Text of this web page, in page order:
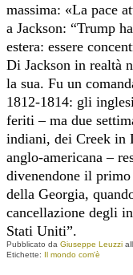
massima: «La pace
a Jackson: “Trump
estera: essere
Di Jackson in realtà
la sua. Fu un
1812-1814: gli
feriti – ma due
indiani, dei Creek in
anglo-americana –
divenendone il
della Georgia,
cancellazione degli
Stati Uniti”.
Pubblicato daGiuseppe Leuzzi
Etichette: Il mondo com'è